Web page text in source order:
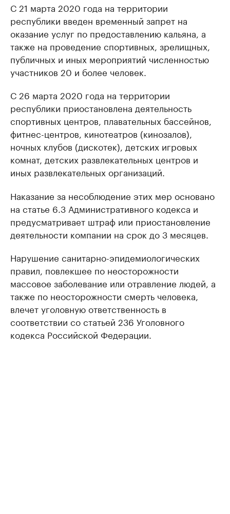
С 21 марта 2020 года на территории
республики введен временный запрет на
оказание услуг по предоставлению кальяна, а
также на проведение спортивных, зрелищных,
публичных и иных мероприятий численностью
участников 20 и более человек.
С 26 марта 2020 года на территории
республики приостановлена деятельность
спортивных центров, плавательных бассейнов,
фитнес-центров, кинотеатров (кинозалов),
ночных клубов (дискотек), детских игровых
комнат, детских развлекательных центров и
иных развлекательных организаций.
Наказание за несоблюдение этих мер основано
на статье 6.3 Административного кодекса и
предусматривает штраф или приостановление
деятельности компании на срок до 3 месяцев.
Нарушение санитарно-эпидемиологических
правил, повлекшее по неосторожности
массовое заболевание или отравление людей, а
также по неосторожности смерть человека,
влечет уголовную ответственность в
соответствии со статьей 236 Уголовного
кодекса Российской Федерации.